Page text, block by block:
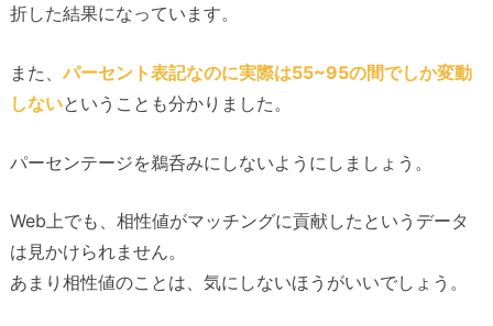
折した結果になっています。
また、 パーセント表記なのに実際は55~95の間でしか変動
しないということも分かりました。
パーセンテージを鵜呑みにしないようにしましょう。
Web上でも、相性値がマッチングに貢献したというデータ
は見かけられません。
あまり相性値のことは、気にしないほうがいいでしょう。